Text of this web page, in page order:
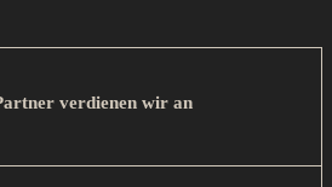
verdienen wir an